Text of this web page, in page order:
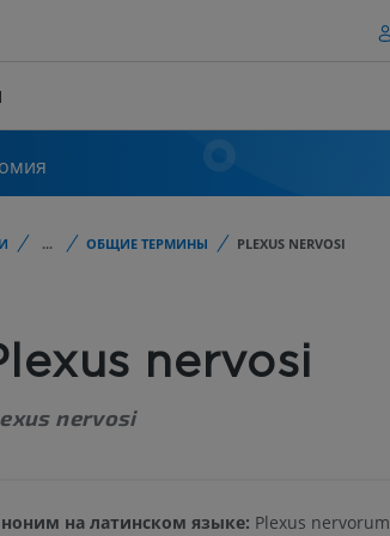
... ОБЩИЕ ТЕРМИНЫ PLEXUS NERVOSI
nervosi
nervosi
на латинском языке: Plexus nervorum